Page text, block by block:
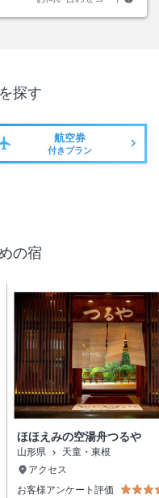
探す
航空券
付きプラン
の宿
ほほえみの空湯舟つるや
山形県
天童・東根
アクセス
お客様アンケート評価